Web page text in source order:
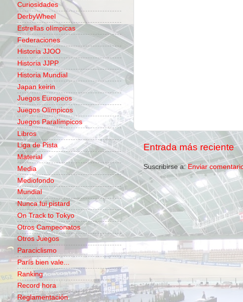
Entrada más reciente
Suscribirse a:Enviar
Curiosidades
DerbyWheel
Estrellas olímpicas
Federaciones
Historia JJOO
Historia JJPP
Historia Mundial
Japan keirin
Juegos Europeos
Juegos Olímpicos
Juegos Paralímpicos
Libros
Liga de Pista
Material
Media
Mediofondo
Mundial
Nunca fui pistard
On Track to Tokyo
Otros Campeonatos
Otros Juegos
Paraciclismo
París bien vale...
Ranking
Record hora
Reglamentación